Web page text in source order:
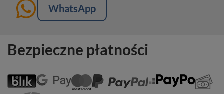
WhatsApp
Bezpieczne płatności